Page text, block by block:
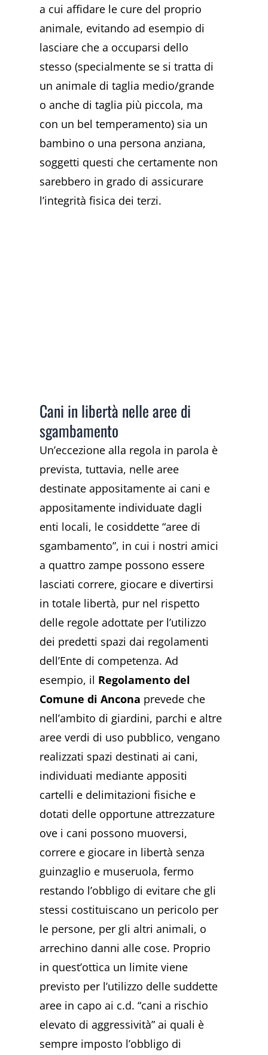
a cui affidare le cure del proprio
animale, evitando ad esempio di
lasciare che a occuparsi dello
stesso (specialmente se si tratta di
un animale di taglia medio/grande
o anche di taglia più piccola, ma
con un bel temperamento) sia un
bambino o una persona anziana,
soggetti questi che certamente non
sarebbero in grado di assicurare
l’integrità fisica dei terzi.
Cani in libertà nelle aree di
sgambamento
Un’eccezione alla regola in parola è
prevista, tuttavia, nelle aree
destinate appositamente ai cani e
appositamente individuate dagli
enti locali, le cosiddette “aree di
sgambamento”, in cui i nostri amici
a quattro zampe possono essere
lasciati correre, giocare e divertirsi
in totale libertà, pur nel rispetto
delle regole adottate per l’utilizzo
dei predetti spazi dai regolamenti
dell’Ente di competenza. Ad
esempio, il Regolamento del
Comune di Ancona prevede che
nell’ambito di giardini, parchi e altre
aree verdi di uso pubblico, vengano
realizzati spazi destinati ai cani,
individuati mediante appositi
cartelli e delimitazioni fisiche e
dotati delle opportune attrezzature
ove i cani possono muoversi,
correre e giocare in libertà senza
guinzaglio e museruola, fermo
restando l’obbligo di evitare che gli
stessi costituiscano un pericolo per
le persone, per gli altri animali, o
arrechino danni alle cose. Proprio
in quest’ottica un limite viene
previsto per l’utilizzo delle suddette
aree in capo ai c.d. “cani a rischio
elevato di aggressività” ai quali è
sempre imposto l’obbligo di